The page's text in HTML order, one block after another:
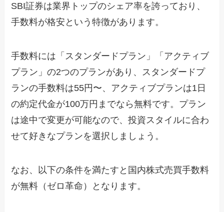
SBI証券は業界トップのシェア率を誇っており、
手数料が格安という特徴があります。
手数料には「スタンダードプラン」「アクティブ
プラン」の2つのプランがあり、スタンダードプ
ランの手数料は55円〜、アクティブプランは1日
の約定代金が100万円までなら無料です。プラン
は途中で変更が可能なので、投資スタイルに合わ
せて好きなプランを選択しましょう。
なお、以下の条件を満たすと国内株式売買手数料
が無料（ゼロ革命）となります。